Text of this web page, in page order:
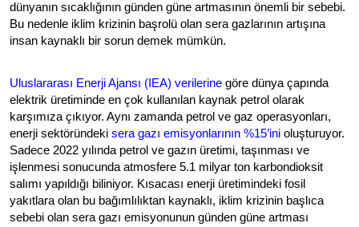
dünyanın sıcaklığının günden güne artmasının önemli bir sebebi.
Bu nedenle iklim krizinin başrolü olan sera gazlarının artışına
insan kaynaklı bir sorun demek mümkün.
Uluslararası Enerji Ajansı (IEA) verilerine göre dünya çapında
elektrik üretiminde en çok kullanılan kaynak petrol olarak
karşımıza çıkıyor. Aynı zamanda petrol ve gaz operasyonları,
enerji sektöründeki sera gazı emisyonlarının %15’ini oluşturuyor.
Sadece 2022 yılında petrol ve gazın üretimi, taşınması ve
işlenmesi sonucunda atmosfere 5.1 milyar ton karbondioksit
salımı yapıldığı biliniyor. Kısacası enerji üretimindeki fosil
yakıtlara olan bu bağımlılıktan kaynaklı, iklim krizinin başlıca
sebebi olan sera gazı emisyonunun günden güne artması